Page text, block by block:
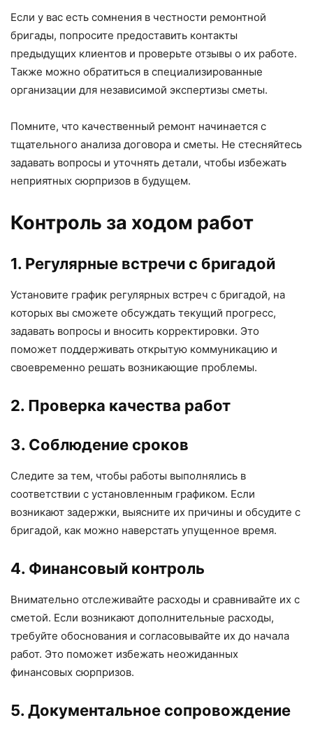
Если у вас есть сомнения в честности ремонтной
бригады, попросите предоставить контакты
предыдущих клиентов и проверьте отзывы о их работе.
Также можно обратиться в специализированные
организации для независимой экспертизы сметы.
Помните, что качественный ремонт начинается с
тщательного анализа договора и сметы. Не стесняйтесь
задавать вопросы и уточнять детали, чтобы избежать
неприятных сюрпризов в будущем.
Контроль за ходом работ
1. Регулярные встречи с бригадой
Установите график регулярных встреч с бригадой, на
которых вы сможете обсуждать текущий прогресс,
задавать вопросы и вносить корректировки. Это
поможет поддерживать открытую коммуникацию и
своевременно решать возникающие проблемы.
2. Проверка качества работ
3. Соблюдение сроков
Следите за тем, чтобы работы выполнялись в
соответствии с установленным графиком. Если
возникают задержки, выясните их причины и обсудите с
бригадой, как можно наверстать упущенное время.
4. Финансовый контроль
Внимательно отслеживайте расходы и сравнивайте их с
сметой. Если возникают дополнительные расходы,
требуйте обоснования и согласовывайте их до начала
работ. Это поможет избежать неожиданных
финансовых сюрпризов.
5. Документальное сопровождение